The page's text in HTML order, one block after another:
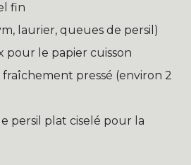
fin
laurier, queues de persil)
pour le papier cuisson
fraîchement pressé (environ 2
persil plat ciselé pour la